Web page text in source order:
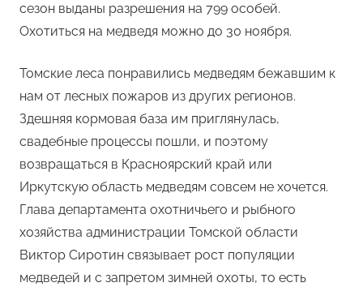
сезон выданы разрешения на 799 особей.
Охотиться на медведя можно до 30 ноября.
Томские леса понравились медведям бежавшим к
нам от лесных пожаров из других регионов.
Здешняя кормовая база им приглянулась,
свадебные процессы пошли, и поэтому
возвращаться в Красноярский край или
Иркутскую область медведям совсем не хочется.
Глава департамента охотничьего и рыбного
хозяйства администрации Томской области
Виктор Сиротин связывает рост популяции
медведей и с запретом зимней охоты, то есть